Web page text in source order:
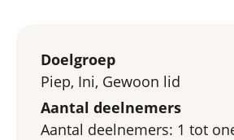
Doelgroep
Piep, Ini, Gewoon lid
Aantal deelnemers
Aantal deelnemers: 1 tot